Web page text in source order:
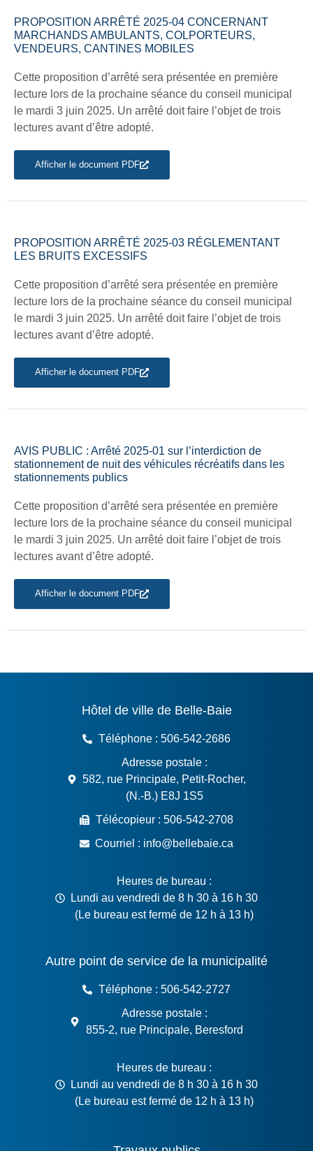
PROPOSITION ARRÊTÉ 2025-04 CONCERNANT
MARCHANDS AMBULANTS, COLPORTEURS,
VENDEURS, CANTINES MOBILES
Cette proposition d’arrêté sera présentée en première
lecture lors de la prochaine séance du conseil municipal
le mardi 3 juin 2025. Un arrêté doit faire l’objet de trois
lectures avant d’être adopté.
Afficher le document PDF
PROPOSITION ARRÊTÉ 2025-03 RÉGLEMENTANT
LES BRUITS EXCESSIFS
Cette proposition d’arrêté sera présentée en première
lecture lors de la prochaine séance du conseil municipal
le mardi 3 juin 2025. Un arrêté doit faire l’objet de trois
lectures avant d’être adopté.
Afficher le document PDF
AVIS PUBLIC : Arrêté 2025-01 sur l’interdiction de
stationnement de nuit des véhicules récréatifs dans les
stationnements publics
Cette proposition d’arrêté sera présentée en première
lecture lors de la prochaine séance du conseil municipal
le mardi 3 juin 2025. Un arrêté doit faire l’objet de trois
lectures avant d’être adopté.
Afficher le document PDF
Hôtel de ville de Belle-Baie
Téléphone : 506-542-2686
Adresse postale :
582, rue Principale, Petit-Rocher,
(N.-B.) E8J 1S5
Télécopieur : 506-542-2708
Courriel : info@bellebaie.ca
Heures de bureau :
Lundi au vendredi de 8 h 30 à 16 h 30
(Le bureau est fermé de 12 h à 13 h)
Autre point de service de la municipalité
Téléphone : 506-542-2727
Adresse postale :
855-2, rue Principale, Beresford
Heures de bureau :
Lundi au vendredi de 8 h 30 à 16 h 30
(Le bureau est fermé de 12 h à 13 h)